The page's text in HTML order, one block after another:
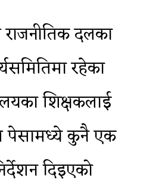
दलका
रहेका
शिक्षकलाई
पेसामध्ये कुनै एक
दिइएको